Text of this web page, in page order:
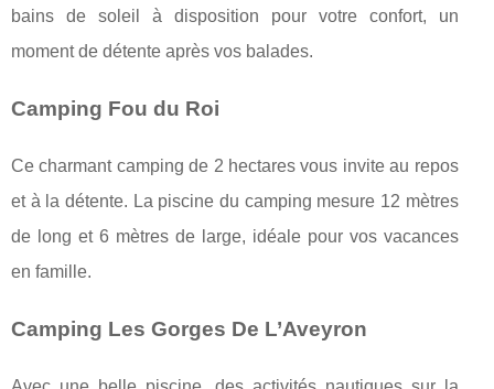
bains de soleil à disposition pour votre confort, un
moment de détente après vos balades.
Camping Fou du Roi
Ce charmant camping de 2 hectares vous invite au repos
et à la détente. La piscine du camping mesure 12 mètres
de long et 6 mètres de large, idéale pour vos vacances
en famille.
Camping Les Gorges De L’Aveyron